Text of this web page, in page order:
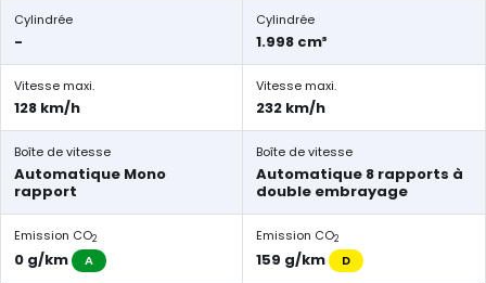
Cylindrée
-
Cylindrée
1.998 cm³
Vitesse maxi.
128 km/h
Vitesse maxi.
232 km/h
Boîte de vitesse
Automatique Mono
rapport
Boîte de vitesse
Automatique 8 rapports à
double embrayage
Emission CO2
0 g/km A
Emission CO2
159 g/km D